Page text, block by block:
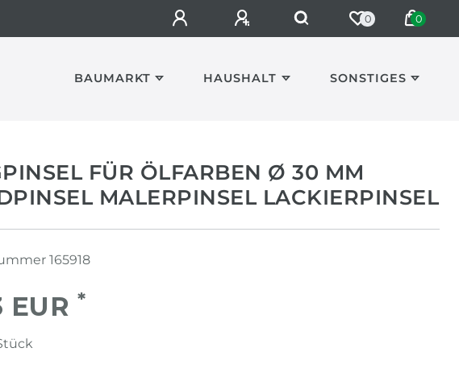
0 0
BAUMARKT HAUSHALT SONSTIGES
FÜR ÖLFARBEN Ø 30 MM
MALERPINSEL LACKIERPINSEL
165918
EUR *